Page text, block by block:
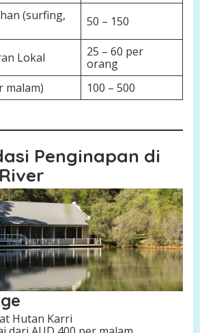
(surfing,
50 – 150
Lokal
25 – 60 per
orang
malam)
100 – 500
Penginapan di
Hutan Karri